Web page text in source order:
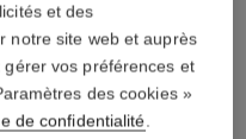
et des
notre site web et auprès
vos préférences et
des cookies »
de confidentialité